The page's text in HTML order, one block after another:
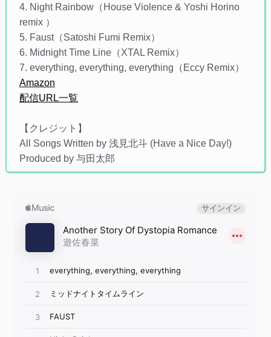
4. Night Rainbow（House Violence & Yoshi Horino
remix ）
5. Faust（Satoshi Fumi Remix）
6. Midnight Time Line（XTAL Remix）
7. everything, everything, everything（Eccy Remix）
Amazon
配信URL一覧
【クレジット】
All Songs Written by 浅見北斗 (Have a Nice Day!)
Produced by 与田太郎